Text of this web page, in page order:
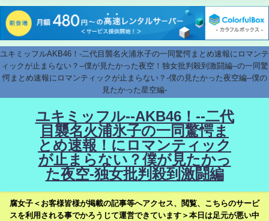
ユキミッフルAKB46！-二代目襲名火浦氷子の一同驚愕まとめ速報にロマンテ
ィックが止まらない？--僕が見たかった夜空！独女批判殺到激闘編--の一同驚
愕まとめ速報にロマンティックが止まらない？-僕の見たかった夜空編--僕の
見たかった星空編-
ユキミッフル--AKB46！--二代
目襲名火浦氷子の一同驚愕ま
とめ速報！にロマンティック
が止まらない？僕が見たかっ
た夜空-独女批判殺到激闘編
腐女子＜お客様皆様が掲載の記事等へアクセス、閲覧、こちらのサービ
スを利用される事でかろうじて運営できています＞本日は足元が悪い中